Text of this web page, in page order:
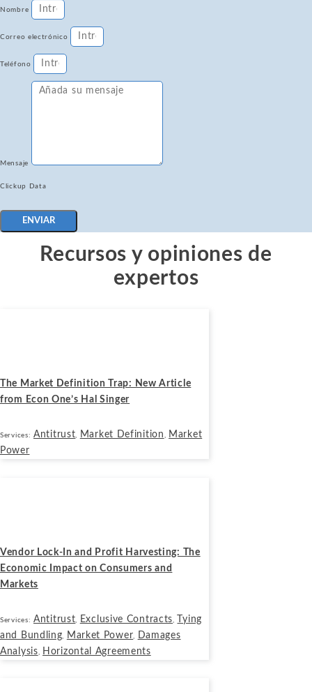
Nombre
Correo electrónico
Teléfono
Mensaje
Clickup Data
ENVIAR
Recursos y opiniones de
expertos
The Market Definition Trap: New Article
from Econ One’s Hal Singer
Services: Antitrust Market Definition
Market
Power
Vendor Lock-In and Profit Harvesting: The
Economic Impact on Consumers and
Markets
Services: Antitrust Exclusive Contracts
Tying
and Bundling
Market Power
Damages
Analysis
Horizontal Agreements